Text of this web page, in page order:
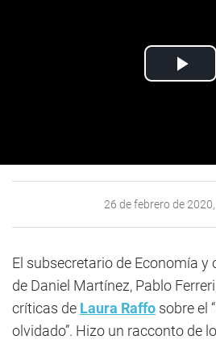
Play
26 de febrero de
El subsecretario de Economía
de Daniel Martínez, Pablo
críticas de Laura Raffo sobre el
olvidado”. Hizo un racconto de